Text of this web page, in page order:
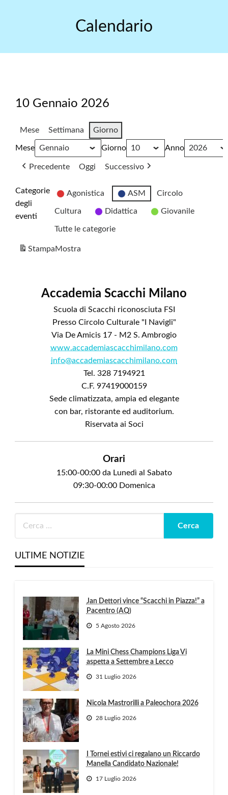
Calendario
10 Gennaio 2026
Mese Settimana Giorno
Mese Giorno Anno
Precedente Oggi Successivo
Categorie
degli
eventi
Agonistica ASM Circolo
Cultura Didattica Giovanile
Tutte le categorie
StampaMostra
Accademia Scacchi Milano
Scuola di Scacchi riconosciuta FSI
Presso Circolo Culturale "I Navigli"
Via De Amicis 17 - M2 S. Ambrogio
www.accademiascacchimilano.com
info@accademiascacchimilano.com
Tel. 328 7194921
C.F. 97419000159
Sede climatizzata, ampia ed elegante
con bar, ristorante ed auditorium.
Riservata ai Soci
Orari
15:00-00:00 da Lunedì al Sabato
09:30-00:00 Domenica
ULTIME NOTIZIE
Jan Dettori vince “Scacchi in Piazza!” a
Pacentro (AQ)
5 Agosto 2026
La Mini Chess Champions Liga Vi
aspetta a Settembre a Lecco
31 Luglio 2026
Nicola Mastrorilli a Paleochora 2026
28 Luglio 2026
I Tornei estivi ci regalano un Riccardo
Manella Candidato Nazionale!
17 Luglio 2026